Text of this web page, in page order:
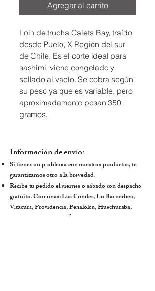
Agregar al carrito
Loin de trucha Caleta Bay, traído
desde Puelo, X Región del sur
de Chile. Es el corte ideal para
sashimi, viene congelado y
sellado al vacío. Se cobra según
su peso ya que es variable, pero
aproximadamente pesan 350
gramos.
Información de envío:
Si tienes un problema con nuestros productos, te
garantizamos otro a la brevedad.
Recibe tu pedido el viernes o sábado con despacho
gratuito. Comunas: Las Condes, Lo Barnechea,
Vitacura, Providencia, Peñalolén, Huechuraba,
Chicureo, La Reina y Ñuñoa.​